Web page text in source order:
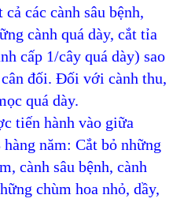
các cành sâu bệnh,
cành quá dày, cắt tỉa
cấp 1/cây quá dày) sao
đối. Đối với cành thu,
quá dày.
hành vào giữa
năm: Cắt bỏ những
cành sâu bệnh, cành
chùm hoa nhỏ, dầy,